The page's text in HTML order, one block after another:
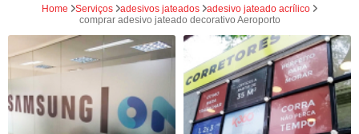
Home Serviços adesivos jateados
adesivo jateado acrílico
comprar adesivo jateado decorativo Aeroporto